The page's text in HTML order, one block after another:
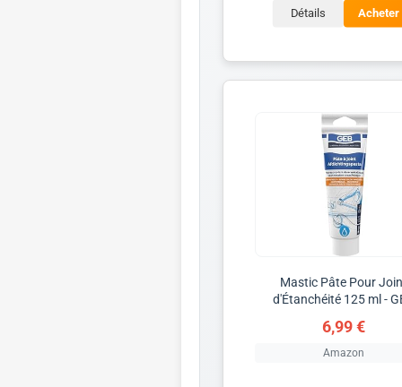
Détails Acheter
Mastic Pâte Pour
d'Étanchéité 125 ml -
6,99 €
Amazon